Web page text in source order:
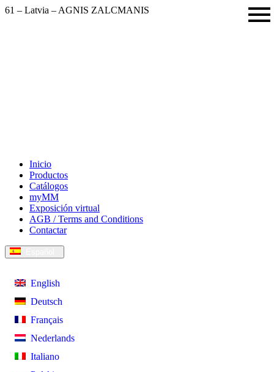
61 – Latvia – AGNIS ZALCMANIS
Inicio
Productos
Catálogos
myMM
Exposición virtual
AGB / Terms and Conditions
Contactar
English
Deutsch
Français
Nederlands
Italiano